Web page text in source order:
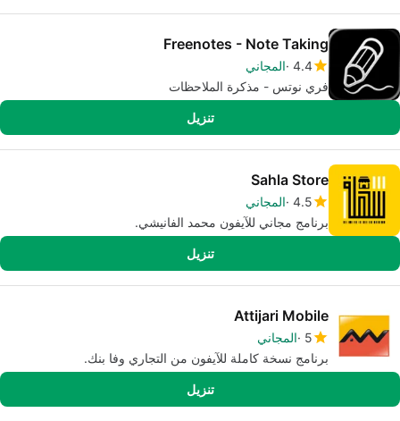
Freenotes - Note Taking
4.4 المجاني
فري نوتس - مذكرة الملاحظات
تنزيل
Sahla Store
4.5 المجاني
برنامج مجاني للآيفون محمد الفانيشي.
تنزيل
Attijari Mobile
5 المجاني
برنامج نسخة كاملة للآيفون من التجاري وفا بنك.
تنزيل